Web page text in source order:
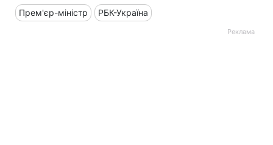
Прем'єр-міністр РБК-Україна